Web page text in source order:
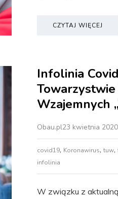
CZYTAJ WIĘCEJ
Infolinia
Wzajemnych
Obau.pl23 kwietnia 2020
covid19, Koronawirus, tuw,
infolinia
W związku z